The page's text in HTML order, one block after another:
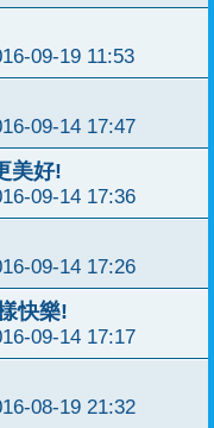
09-19 11:53
09-14 17:47
美好!
09-14 17:36
09-14 17:26
快樂!
09-14 17:17
08-19 21:32